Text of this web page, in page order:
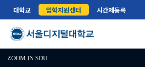
대학교 입학지원센터 시간제등록
ZOOM IN SDU